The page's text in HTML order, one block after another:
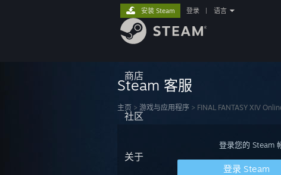
商店
社区
关于
安装 Steam 登录 语言
Steam 客服
主页 > 游戏与应用程序 > FINAL FANTASY XIV
登录您的 Steam
登录 Steam